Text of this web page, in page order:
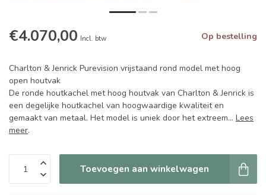
€4.070,00 Incl. btw Op bestelling
Charlton & Jenrick Purevision vrijstaand rond model met hoog
open houtvak
De ronde houtkachel met hoog houtvak van Charlton & Jenrick is
een degelijke houtkachel van hoogwaardige kwaliteit en
gemaakt van metaal. Het model is uniek door het extreem... Lees
meer.
Toevoegen aan winkelwagen